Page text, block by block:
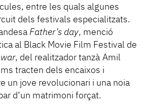
entre les quals algunes
dels festivals especialitzats.
Father’s day, menció
al Black Movie Film Festival de
war, del realitzador tanzà Amil
tracten dels encaixos i
un jove revolucionari i una noia
d’un matrimoni forçat.